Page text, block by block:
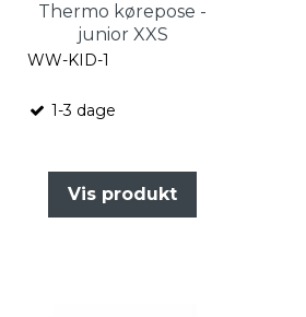
Thermo kørepose -
junior XXS
WW-KID-1
1-3 dage
Vis produkt